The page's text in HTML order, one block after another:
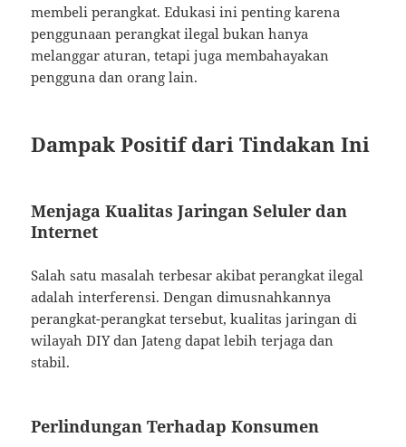
membeli perangkat. Edukasi ini penting karena
penggunaan perangkat ilegal bukan hanya
melanggar aturan, tetapi juga membahayakan
pengguna dan orang lain.
Dampak Positif dari Tindakan Ini
Menjaga Kualitas Jaringan Seluler dan
Internet
Salah satu masalah terbesar akibat perangkat ilegal
adalah interferensi. Dengan dimusnahkannya
perangkat-perangkat tersebut, kualitas jaringan di
wilayah DIY dan Jateng dapat lebih terjaga dan
stabil.
Perlindungan Terhadap Konsumen